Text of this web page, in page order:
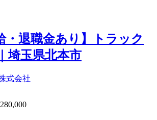
・退職金あり】トラック
埼玉県北本市
式会社